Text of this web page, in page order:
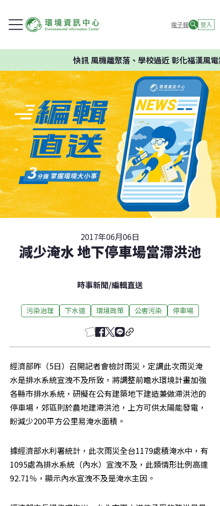
電子報 登入
快訊風機離聚落、學校過近 彰化福漢風電
2017年06月06日
減少淹水 地下停車場當滯洪池
時事新聞/編輯直送
污染治理 下水道 環境政策 公害污染 停車場
經濟部昨（5日）召開記者會檢討雨災，定調此次雨災淹
水是排水系統宣洩不及所致，將調整前瞻水環境計畫加強
各縣市排水系統，研擬在公有建築地下建造兼做滯洪池的
停車場，郊區則於農地建滯洪池，上方可供太陽能發電，
盼減少200平方公里易淹水面積。
據經濟部水利署統計，此次雨災全台1179處積淹水中，有
1095處為排水系統（內水）宣洩不及，此類情形比例高達
92.71％，顯示內水宣洩不及是淹水主因。